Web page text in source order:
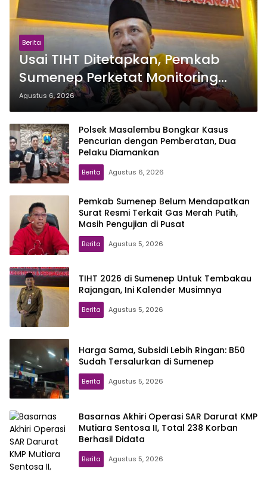
Berita
Usai TIHT Ditetapkan, Pemkab
Sumenep Perketat Monitoring
Pembelian Tembakau
Agustus 6, 2026
Polsek Masalembu Bongkar Kasus
Pencurian dengan Pemberatan, Dua
Pelaku Diamankan
Berita Agustus 6, 2026
Pemkab Sumenep Belum Mendapatkan
Surat Resmi Terkait Gas Merah Putih,
Masih Pengujian di Pusat
Berita Agustus 5, 2026
TIHT 2026 di Sumenep Untuk Tembakau
Rajangan, Ini Kalender Musimnya
Berita Agustus 5, 2026
Harga Sama, Subsidi Lebih Ringan: B50
Sudah Tersalurkan di Sumenep
Berita Agustus 5, 2026
Basarnas Akhiri Operasi SAR Darurat KMP
Mutiara Sentosa II, Total 238 Korban
Berhasil Didata
Berita Agustus 5, 2026